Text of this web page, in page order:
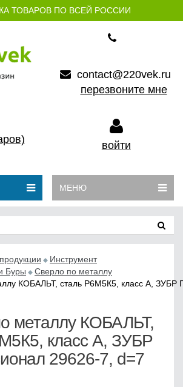
ТОВАРОВ ПО ВСЕЙ РОССИИ
contact@220vek.ru
перезвоните мне
войти
МЕНЮ
Инструмент
Буры
Сверло по металлу
КОБАЛЬТ, сталь Р6М5К5, класс А,
металлу КОБАЛЬТ,
класс А, ЗУБР
29626-7, d=7